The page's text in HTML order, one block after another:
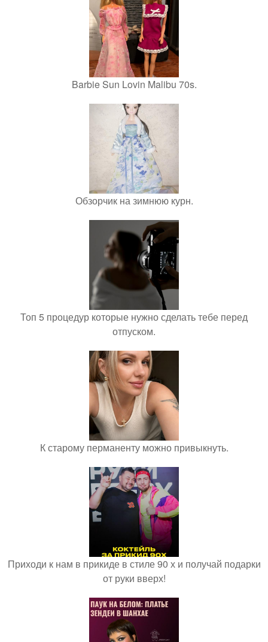
Barbie Sun Lovin Malibu 70s.
Обзорчик на зимнюю курн.
Топ 5 процедур которые нужно сделать тебе перед
отпуском.
К старому перманенту можно привыкнуть.
Приходи к нам в прикиде в стиле 90 х и получай подарки
от руки вверх!